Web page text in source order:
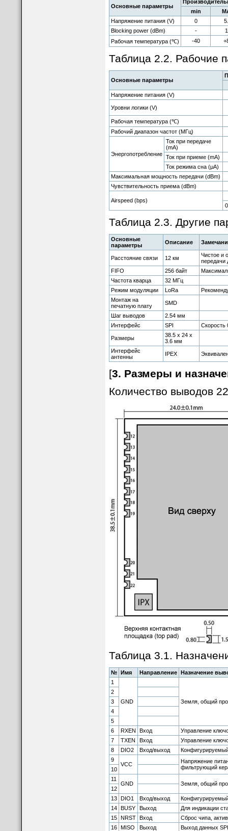
Основные параметры
min
Напряжение питания (V)
0
Blocking power (dBm)
-
Рабочая температура (℃)
-40
Таблица 2.2. Рабочие
Основные параметры
Напряжение питания (V)
Уровни логики (V)
Рабочая температура (℃)
Рабочий диапазон частот (МГц)
Энергопотребление
Ток при передаче
(mA)
Ток при приеме (mA)
Ток режима сна (μA)
Максимальная мощность передачи (dBm)
Чувствительность приема (dBm)
Airspeed (bps)
Таблица 2.3. Другие
Основные
параметры
Описание
Расстояние связи 12 км
Чистое и
передачи
FIFO
256 байт
Частота кварца
32 МГц
Режим модуляции
LoRa
Монтаж на
печатную плату
SMD
Шаг выводов
2.54 мм
Интерфейс
SPI Скорость
Размеры
38.5 x 24 x
3.6 мм
Интерфейс
антенны
IPEX
[3. Размеры и
Количество выводов
Таблица 3.1.
№ Имя Направление Назначение
1
GND Земля, общий
2
3
4
5
6
RXEN Вход
Управление
7
TXEN Вход
Управление
8
DIO2 Вход/выход
9
VCC
Напряжение
фильтрующий
10
11
GND
Земля, общий
12
13 DIO1 Вход/выход
14 BUSY Выход
Для индикации
15 NRST Вход
Сброс чипа,
16 MISO Выход Выход данных